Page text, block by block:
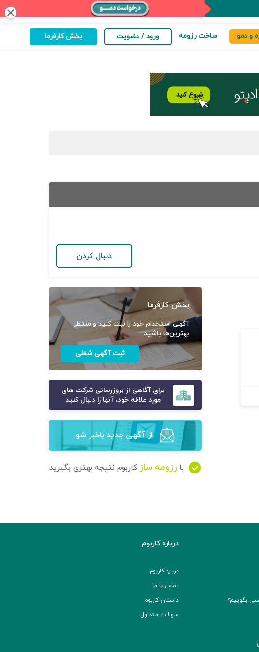
close
و دمو ساخت رزومه ورود / عضویت بخش کارفرما
دنبال کردن
بخش کارفرما
آگهی استخدام خود را ثبت کنید و منتظر
بهترین‌ها باشید
ثبت آگهی شغلی
برای آگاهی از بروزرسانی شرکت های
مورد علاقه خود، آنها را دنبال کنید
از آگهی‌ جدید باخبر شو
با رزومه ساز کاربوم نتیجه بهتری بگیرید
بگوییم؟
درباره کاربوم
درباره کاربوم
تماس با ما
داستان کاربوم
سوالات متداول